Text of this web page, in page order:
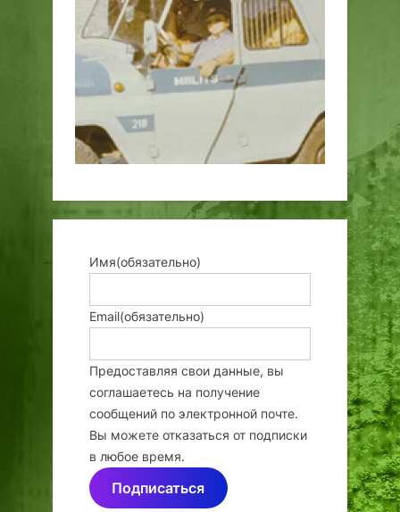
Имя(обязательно)
Email(обязательно)
Предоставляя свои данные, вы
соглашаетесь на получение
сообщений по электронной почте.
Вы можете отказаться от подписки
в любое время.
Подписаться